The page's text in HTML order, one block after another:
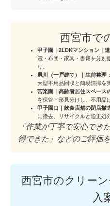
西宮市で
甲子園｜2LDKマンション｜
電・布団・家具・書籍を分別
り。
夙川（一戸建て）｜生前整理
大型不用品回収と簡易清掃を
苦楽園｜高齢者居住スペース
を保管・形見分けし、不用品
甲子園口｜飲食店舗の閉店撤
に撤去、リサイクルと適正処
「作業が丁寧で安心でき
得できた」などのご評価
西宮市のクリー
入